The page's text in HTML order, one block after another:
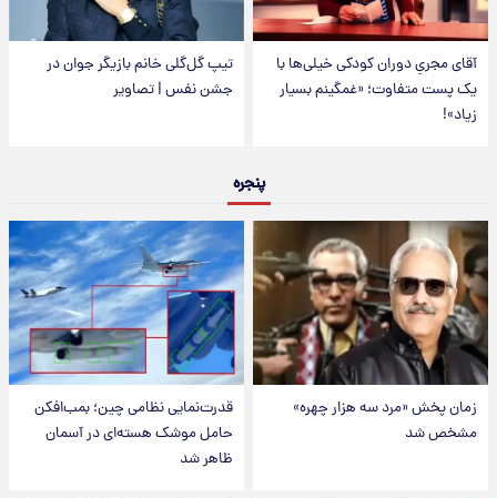
آقای مجریِ دوران کودکی خیلی‌ها با
یک پست متفاوت؛ «غمگینم بسیار
زیاد»!
تیپ گل‌گلی خانم بازیگر جوان در
جشن نفس | تصاویر
پنجره
زمان پخش «مرد سه هزار چهره»
مشخص شد
قدرت‌نمایی نظامی چین؛ بمب‌افکن
حامل موشک هسته‌ای در آسمان
ظاهر شد